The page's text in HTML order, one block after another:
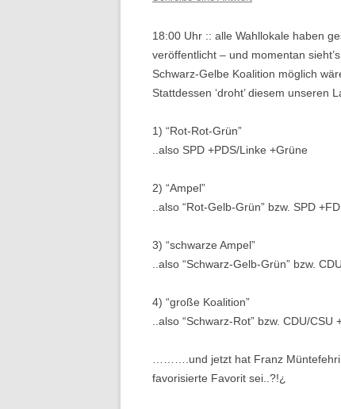
18:00 Uhr :: alle Wahllokale haben
veröffentlicht – und momentan
Schwarz-Gelbe Koalition möglich
Stattdessen ‘droht’ diesem unseren
1) “Rot-Rot-Grün”
..also SPD +PDS/Linke +Grüne
2) “Ampel”
..also “Rot-Gelb-Grün” bzw. SPD
3) “schwarze Ampel”
..also “Schwarz-Gelb-Grün” bzw.
4) “große Koalition”
..also “Schwarz-Rot” bzw. CDU/CSU
……….und jetzt hat Franz
favorisierte Favorit sei..?!¿